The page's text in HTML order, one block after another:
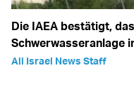
Die IAEA bestätigt,
Schwerwasseranlage
All Israel News Staff